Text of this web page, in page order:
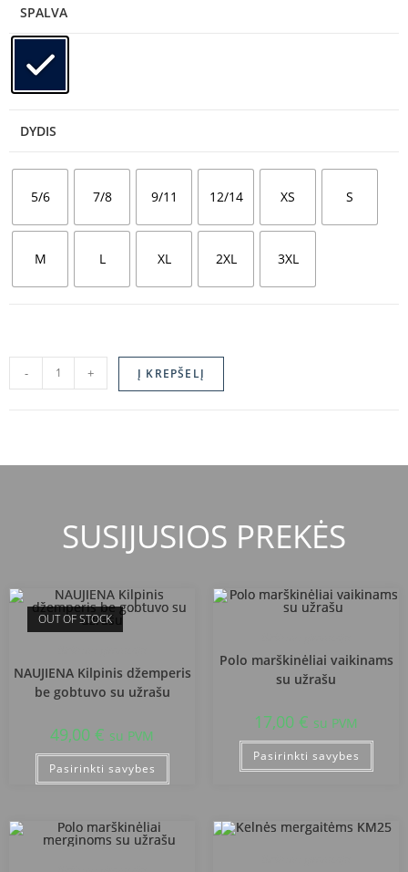
SPALVA
DYDIS
5/6 7/8 9/11 12/14 XS S
M L XL 2XL 3XL
- + Į KREPŠELĮ
SUSIJUSIOS PREKĖS
OUT OF STOCK
NAUJIENA Kilpinis džemperis
be gobtuvo su užrašu
49,00 € su PVM
Pasirinkti savybes
Polo marškinėliai vaikinams
su užrašu
17,00 € su PVM
Pasirinkti savybes